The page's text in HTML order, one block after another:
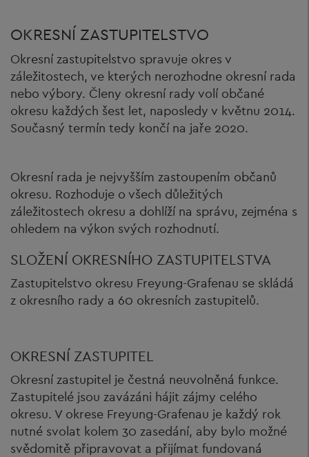
OKRESNÍ ZASTUPITELSTVO
Okresní zastupitelstvo spravuje okres v
záležitostech, ve kterých nerozhodne okresní rada
nebo výbory. Členy okresní rady volí občané
okresu každých šest let, naposledy v květnu 2014.
Současný termín tedy končí na jaře 2020.
Okresní rada je nejvyšším zastoupením občanů
okresu. Rozhoduje o všech důležitých
záležitostech okresu a dohlíží na správu, zejména s
ohledem na výkon svých rozhodnutí.
SLOŽENÍ OKRESNÍHO ZASTUPITELSTVA
Zastupitelstvo okresu Freyung-Grafenau se skládá
z okresního rady a 60 okresních zastupitelů.
OKRESNÍ ZASTUPITEL
Okresní zastupitel je čestná neuvolněná funkce.
Zastupitelé jsou zavázáni hájit zájmy celého
okresu. V okrese Freyung-Grafenau je každý rok
nutné svolat kolem 30 zasedání, aby bylo možné
svědomitě připravovat a přijímat fundovaná